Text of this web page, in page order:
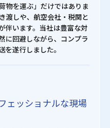
物を運ぶ」だけではありま
渡しや、航空会社・税関と
伴います。当社は豊富な対
に回避しながら、コンプラ
を遂行しました。
ェッショナルな現場